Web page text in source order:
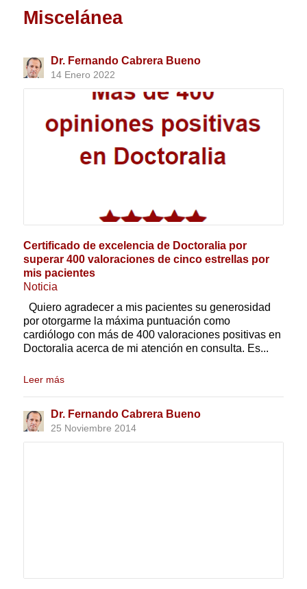
Miscelánea
Dr. Fernando Cabrera Bueno
14 Enero 2022
Certificado de excelencia de Doctoralia por
superar 400 valoraciones de cinco estrellas por
mis pacientes
Noticia
Quiero agradecer a mis pacientes su generosidad
por otorgarme la máxima puntuación como
cardiólogo con más de 400 valoraciones positivas en
Doctoralia acerca de mi atención en consulta. Es...
Leer más
Dr. Fernando Cabrera Bueno
25 Noviembre 2014